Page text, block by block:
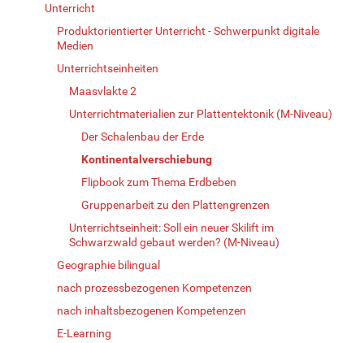
Unterricht
Produktorientierter Unterricht - Schwerpunkt digitale
Medien
Unterrichtseinheiten
Maasvlakte 2
Unterrichtmaterialien zur Plattentektonik (M-Niveau)
Der Schalenbau der Erde
Kontinentalverschiebung
Flipbook zum Thema Erdbeben
Gruppenarbeit zu den Plattengrenzen
Unterrichtseinheit: Soll ein neuer Skilift im
Schwarzwald gebaut werden? (M-Niveau)
Geographie bilingual
nach prozessbezogenen Kompetenzen
nach inhaltsbezogenen Kompetenzen
E-Learning